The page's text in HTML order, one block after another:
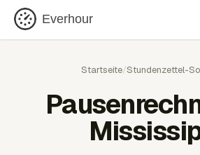
Everhour
Startseite/Stundenzettel-